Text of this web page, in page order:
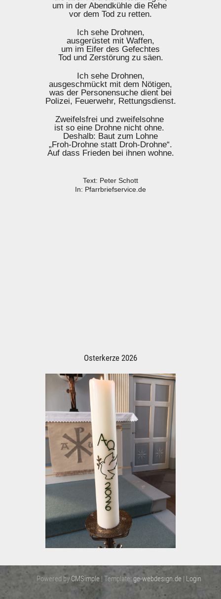
um in der Abendkühle die Rehe
vor dem Tod zu retten.
Ich sehe Drohnen,
ausgerüstet mit Waffen,
um im Eifer des Gefechtes
Tod und Zerstörung zu säen.
Ich sehe Drohnen,
ausgeschmückt mit dem Nötigen,
was der Personensuche dient bei
Polizei, Feuerwehr, Rettungsdienst.
Zweifelsfrei und zweifelsohne
ist so eine Drohne nicht ohne.
Deshalb: Baut zum Lohne
„Froh-Drohne statt Droh-Drohne“.
Auf dass Frieden bei ihnen wohne.
Text: Peter Schott
In: Pfarrbriefservice.de
Osterkerze 2026
Powered by CMSimple | Template: ge-webdesign.de | Login